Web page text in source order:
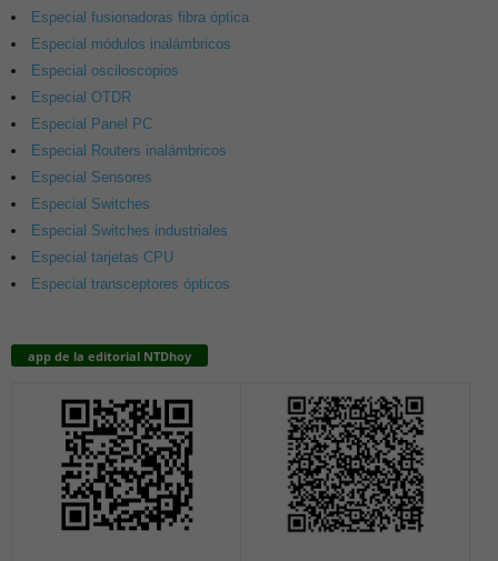
Especial fusionadoras fibra óptica
Especial módulos inalámbricos
Especial osciloscopios
Especial OTDR
Especial Panel PC
Especial Routers inalámbricos
Especial Sensores
Especial Switches
Especial Switches industriales
Especial tarjetas CPU
Especial transceptores ópticos
app de la editorial NTDhoy